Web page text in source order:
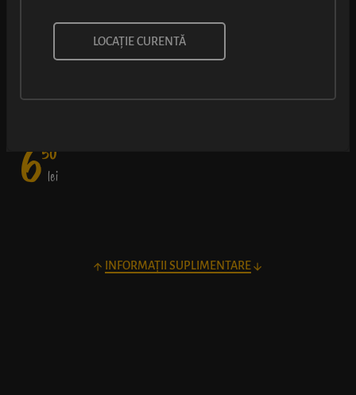
CovriLUCA®
rumenit la cuptor și presărat cu puțin mac.
650
lei
INFORMAȚII SUPLIMENTARE
LOCAȚIE CURENTĂ